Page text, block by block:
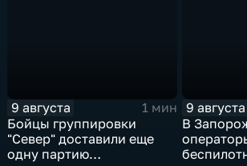
9 августа
1 мин
Бойцы группировки
"Север" доставили еще
одну партию
9 августа
В